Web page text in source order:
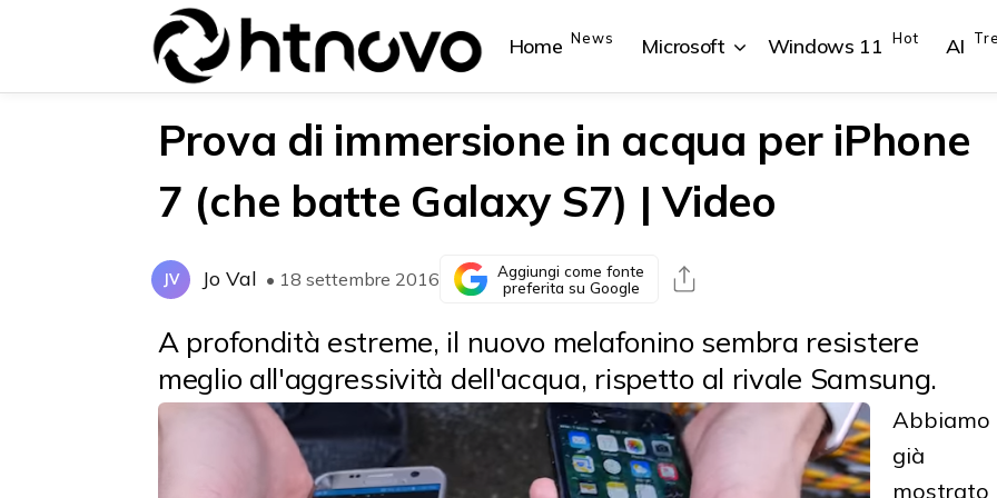
Home News Microsoft
{{POSTS[0].LABEL}} {{POSTS[1].LABEL}}
Windows 11 Hot AI
{{POSTS[0].LABEL}} {{POSTS[1].LABEL}}
Prova di immersione in acqua per iPhone
7 (che batte Galaxy S7) | Video
JV Jo Val • 18 settembre 2016
Aggiungi come fonte
preferita su Google
A profondità estreme, il nuovo melafonino sembra resistere
meglio all'aggressività dell'acqua, rispetto al rivale Samsung.
Abbiamo
già
mostrato